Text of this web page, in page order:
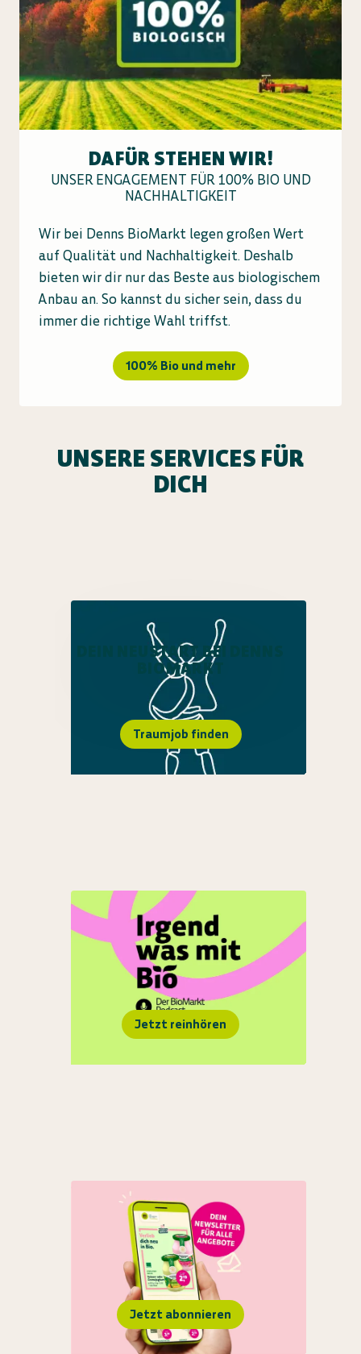
DAFÜR STEHEN WIR!
UNSER ENGAGEMENT FÜR 100% BIO UND
NACHHALTIGKEIT
Wir bei Denns BioMarkt legen großen Wert
auf Qualität und Nachhaltigkeit. Deshalb
bieten wir dir nur das Beste aus biologischem
Anbau an. So kannst du sicher sein, dass du
immer die richtige Wahl triffst.
100% Bio und mehr
UNSERE SERVICES FÜR
DICH
DEIN NEUSTART BEI DENNS
BIOMARKT
Traumjob finden
Jetzt reinhören
Jetzt abonnieren